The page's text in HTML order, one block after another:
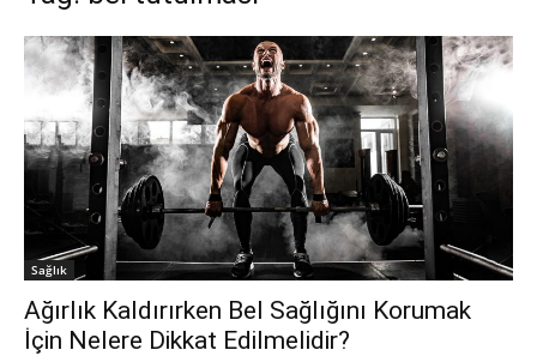
Sağlık
Ağırlık Kaldırırken Bel Sağlığını Korumak
İçin Nelere Dikkat Edilmelidir?